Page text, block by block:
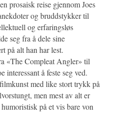
prosaisk reise gjennom Joes
og bruddstykker til
og erfaringsløs
seg fra å dele sine
på alt han har lest.
«The Compleat Angler» til
interessant å feste seg ved.
med like stort trykk på
men mest av alt er
på et vis bare von